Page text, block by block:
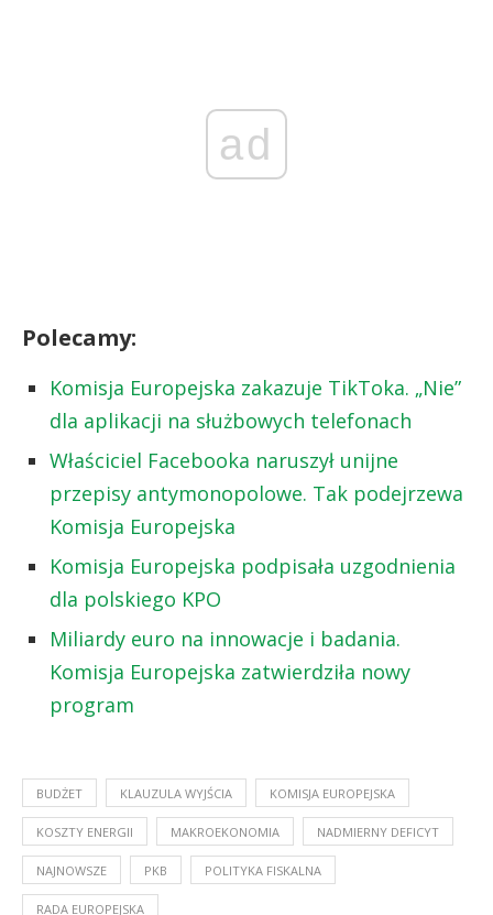
ad
Polecamy:
Komisja Europejska zakazuje TikToka. „Nie”
dla aplikacji na służbowych telefonach
Właściciel Facebooka naruszył unijne
przepisy antymonopolowe. Tak podejrzewa
Komisja Europejska
Komisja Europejska podpisała uzgodnienia
dla polskiego KPO
Miliardy euro na innowacje i badania.
Komisja Europejska zatwierdziła nowy
program
BUDŻET KLAUZULA WYJŚCIA KOMISJA EUROPEJSKA
KOSZTY ENERGII MAKROEKONOMIA NADMIERNY DEFICYT
NAJNOWSZE PKB POLITYKA FISKALNA
RADA EUROPEJSKA